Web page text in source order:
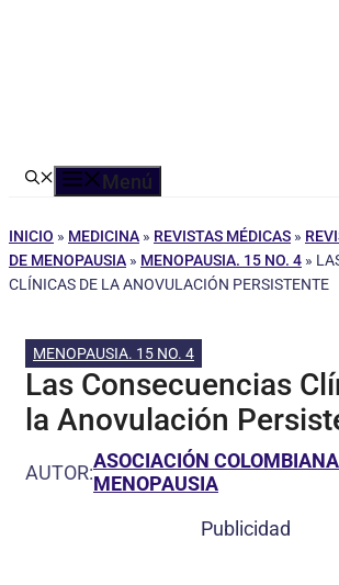
Menú
INICIO » MEDICINA » REVISTAS MÉDICAS »
DE MENOPAUSIA » MENOPAUSIA. 15 NO. 4 »
CLÍNICAS DE LA ANOVULACIÓN PERSISTENTE
MENOPAUSIA. 15 NO. 4
Las Consecuencias
la Anovulación
AUTOR:ASOCIACIÓN
MENOPAUSIA
Publicidad